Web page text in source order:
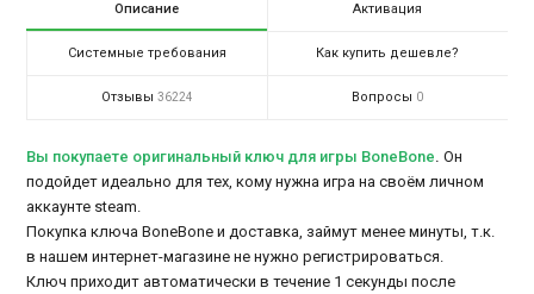
Описание Активация
Системные требования Как купить дешевле?
Отзывы 36224 Вопросы 0
Вы покупаете оригинальный ключ для игры BoneBone. Он
подойдет идеально для тех, кому нужна игра на своём личном
аккаунте steam.
Покупка ключа BoneBone и доставка, займут менее минуты, т.к.
в нашем интернет-магазине не нужно регистрироваться.
Ключ приходит автоматически в течение 1 секунды после